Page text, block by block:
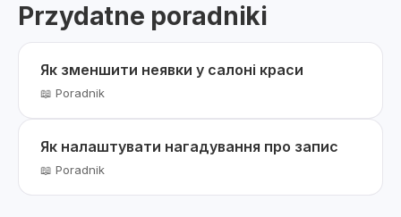
Przydatne poradniki
Як зменшити неявки у салоні краси
📖 Poradnik
Як налаштувати нагадування про запис
📖 Poradnik